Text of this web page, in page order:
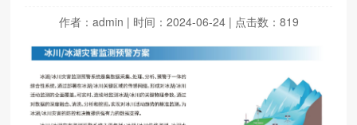
作者：admin | 时间：2024-06-24 | 点击数： 819